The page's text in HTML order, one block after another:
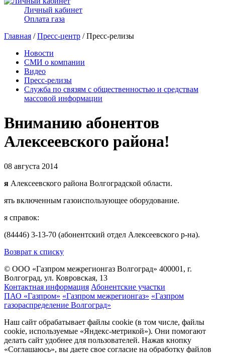
Личный кабинет
Оплата газа
Главная /Пресс-центр / Пресс-релизы
Новости
СМИ о компании
Видео
Пресс-релизы
Служба по связям с общественностью и средствам
массовой информации
Вниманию абонентов
Алексеевского района!
08 августа 2014
я Алексеевского района Волгоградской области.
ять включенным газоиспользующее оборудование.
я справок:
(84446) 3-13-70 (абонентский отдел Алексеевского р-на).
Возврат к списку
© ООО «Газпром межрегионгаз Волгоград» 400001, г.
Волгоград, ул. Ковровская, 13
Контактная информация Абонентские участки
ПАО «Газпром» «Газпром межрегионгаз» «Газпром
газораспределение Волгоград»
Наш сайт обрабатывает файлы cookie (в том числе, файлы
cookie, используемые «Яндекс-метрикой»). Они помогают
делать сайт удобнее для пользователей. Нажав кнопку
«Соглашаюсь», вы даете свое согласие на обработку файлов